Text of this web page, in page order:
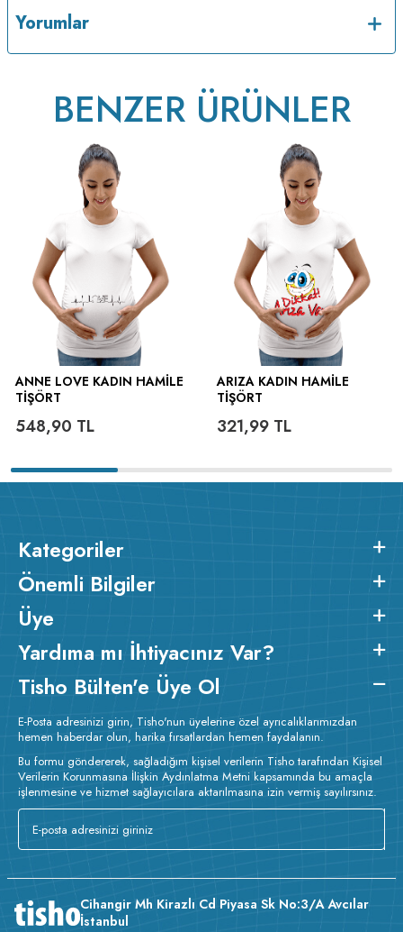
v233.25
Yorumlar
BENZER ÜRÜNLER
ANNE LOVE KADIN HAMILE
TIŞÖRT
548,90 TL
ARIZA KADIN HAMILE
TIŞÖRT
321,99TL
Kategoriler
Önemli Bilgiler
Üye
Yardıma mı İhtiyacınız Var?
Tisho Bülten'e Üye Ol
E-Posta adresinizi girin, Tisho'nun üyelerine özel ayrıcalıklarımızdan
hemen haberdar olun, harika fırsatlardan hemen faydalanın.
Bu formu göndererek, sağladığım kişisel verilerin Tisho tarafından Kişisel
Verilerin Korunmasına İlişkin Aydınlatma Metni kapsamında bu amaçla
işlenmesine ve hizmet sağlayıcılara aktarılmasına izin vermiş sayılırsınız.
Cihangir Mh Kirazlı Cd Piyasa Sk No:3/A Avcılar
İstanbul